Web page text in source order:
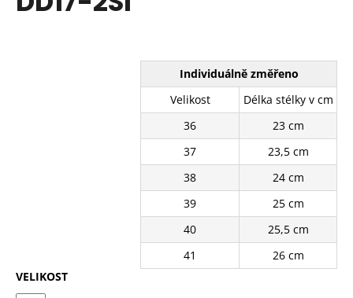
Individuálně změřeno
Velikost
Délka stélky v cm
36
23 cm
37
23,5 cm
38
24 cm
39
25 cm
40
25,5 cm
41
26 cm
VELIKOST